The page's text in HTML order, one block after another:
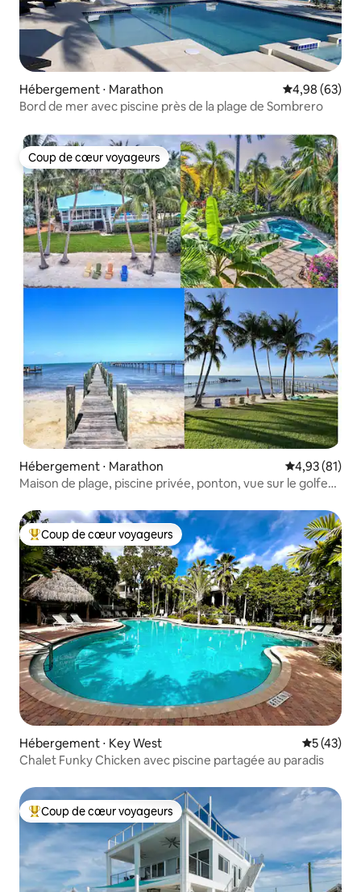
Hébergement ⋅ Marathon Évaluation
4,98 (63)
Bord de mer avec piscine près de la plage de Sombrero
Coup de cœur voyageurs
Coup de cœur voyageurs
Hébergement ⋅ Marathon Évaluation
4,93 (81)
Maison de plage, piscine privée, ponton, vue sur le golfe
Coups de cœur voyageurs les plus appréciés
Coup de cœur voyageurs
Hébergement ⋅ Key West
5 (43)
Chalet Funky Chicken avec piscine partagée au paradis
Coups de cœur voyageurs les plus appréciés
Coup de cœur voyageurs